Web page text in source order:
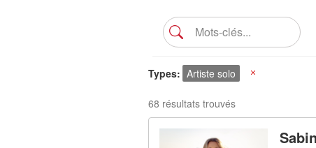
Types Artiste solo
68 résultats trouvés